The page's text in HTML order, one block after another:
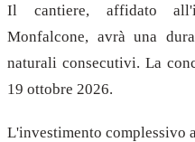
Il cantiere, affidato
Monfalcone, avrà una
naturali consecutivi. La
19 ottobre 2026.
L'investimento complessivo